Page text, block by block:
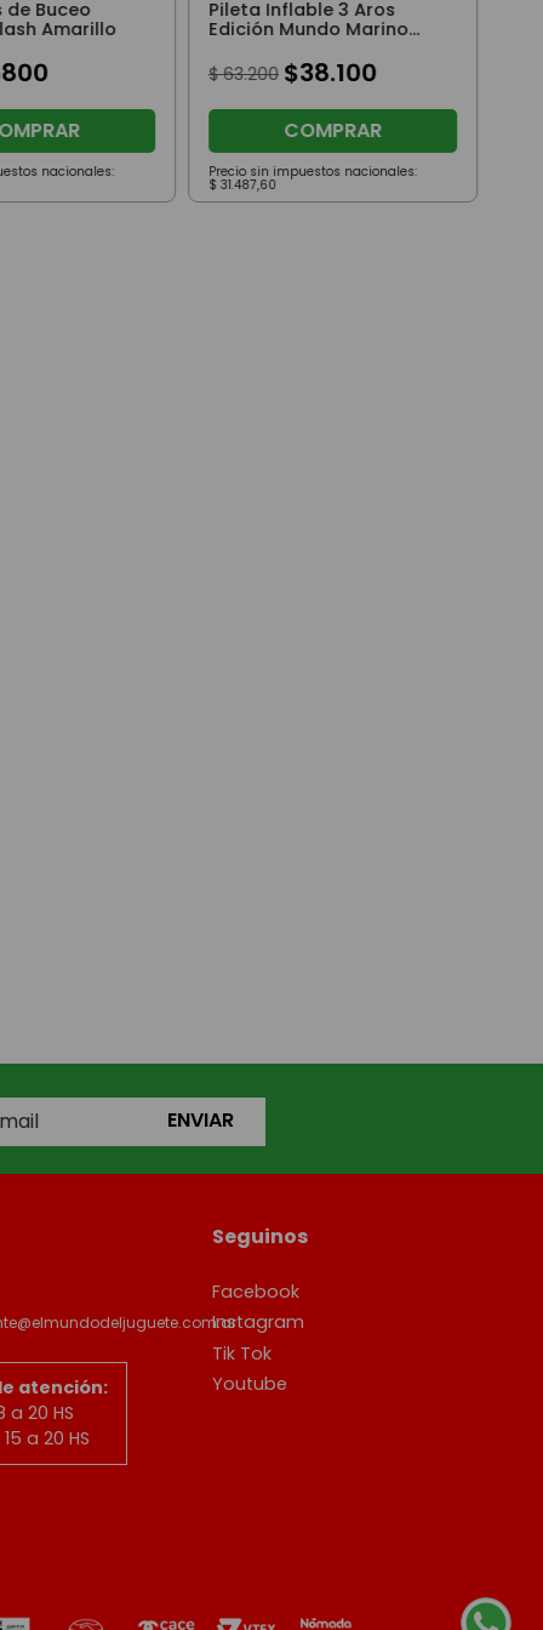
Buceo
Amarillo
nacionales:
Pileta Inflable 3 Aros
Edición Mundo Marino
$ 63.200 $38.100
COMPRAR
Precio sin impuestos nacionales:
$ 31.487,60
ENVIAR
atención:
a 20 HS
a 20 HS
Seguinos
Facebook
Instagram
Tik Tok
Youtube